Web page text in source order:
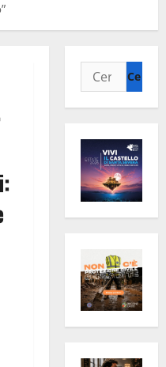
Ricerca
per: